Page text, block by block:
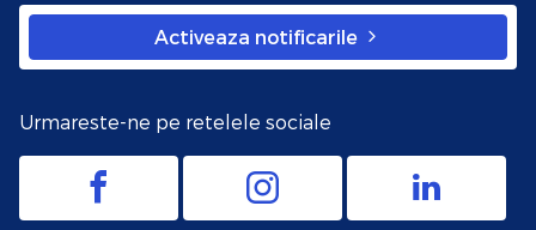
Activeaza notificarile
Urmareste-ne pe retelele sociale